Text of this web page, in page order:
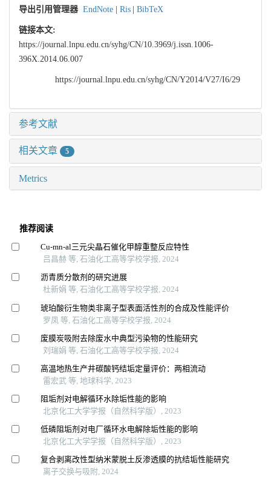
导出引用管理器 EndNote Ris BibTeX
链接本文:
https://journal.lnpu.edu.cn/syhg/CN/10.3969/j.issn.1006-
396X.2014.06.007
https://journal.lnpu.edu.cn/syhg/CN/Y2014/V27/I6/29
参考文献
相关文章 5
Metrics
推荐阅读
Cu⁃mn⁃al三元尖晶石催化甲醇重整反应特性
吕昌赫 等, 石油化工高等学校学报, 2024
沥青质分散剂的研究进展
杜新娟 等, 石油化工高等学校学报, 2024
琥珀酸衍生物类非离子型表面活性剂的合成及性能评价
罗凤 等, 石油化工高等学校学报, 2024
废膜炭吸附去除废水中典型污染物的性能研究
刘瑞娟 等, 石油化工高等学校学报, 2024
高温地热生产井碳酸钙结垢定量评价：两相流动
雷宏武 等, 地球科学, 2023
阻垢剂对电解循环水除垢性能的影响
北京化工大学学报（自然科学版）, 2023
低磷阻垢剂对电厂循环水电解除垢性能的影响
北京化工大学学报（自然科学版）, 2023
复合剥离改性型纳米蒙脱土反渗透膜的抗结垢性能研究
离子交换与吸附, 2024